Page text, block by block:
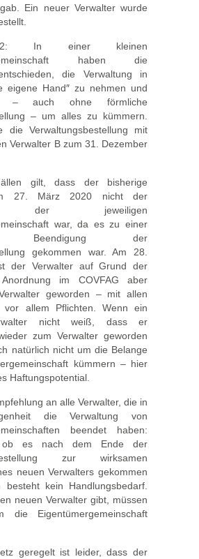
Ein neuer Verwalter wurde
2: In einer kleinen
haben die
die Verwaltung in
eigene Hand″ zu nehmen und
– auch ohne förmliche
– um alles zu kümmern.
die Verwaltungsbestellung mit
Verwalter B zum 31. Dezember
gilt, dass der bisherige
27. März 2020 nicht der
der jeweiligen
war, da es zu einer
Beendigung der
gekommen war. Am 28.
der Verwalter auf Grund der
Anordnung im COVFAG aber
geworden – mit allen
vor allem Pflichten. Wenn ein
nicht weiß, dass er
zum Verwalter geworden
natürlich nicht um die Belange
kümmern – hier
Haftungspotential.
an alle Verwalter, die in
die Verwaltung von
beendet haben:
ob es nach dem Ende der
zur wirksamen
neuen Verwalters gekommen
kein Handlungsbedarf.
neuen Verwalter gibt, müssen
Eigentümergemeinschaft
geregelt ist leider, dass der